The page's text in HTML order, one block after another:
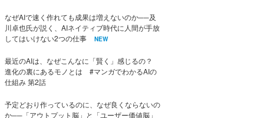
なぜAIで速く作れても成果は増えないのか──及
川卓也氏が説く、AIネイティブ時代に人間が手放
してはいけない2つの仕事
NEW
最近のAIは、なぜこんなに「賢く」感じるの？
進化の裏にあるモノとは #マンガでわかるAIの
仕組み 第2話
予定どおり作っているのに、なぜ良くならないの
か──「アウトプット脳」と「ユーザー価値脳」